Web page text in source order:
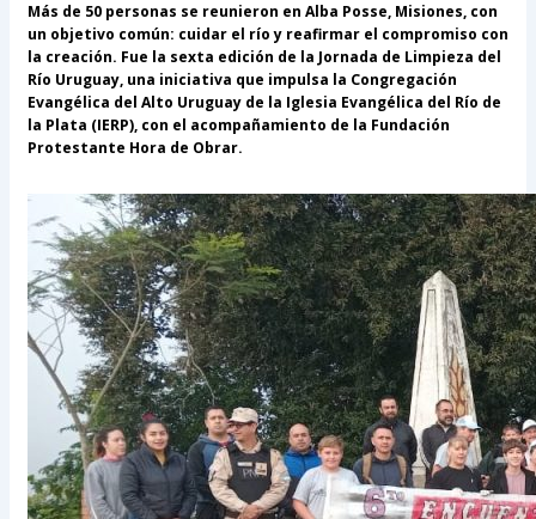
Más de 50 personas se reunieron en Alba Posse, Misiones, con
un objetivo común: cuidar el río y reafirmar el compromiso con
la creación. Fue la sexta edición de la Jornada de Limpieza del
Río Uruguay, una iniciativa que impulsa la Congregación
Evangélica del Alto Uruguay de la Iglesia Evangélica del Río de
la Plata (IERP), con el acompañamiento de la Fundación
Protestante Hora de Obrar.